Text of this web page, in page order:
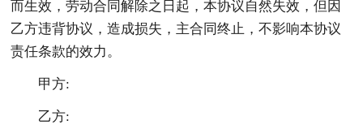
而生效，劳动合同解除之日起，本协议自然失效，但因
乙方违背协议，造成损失，主合同终止，不影响本协议
责任条款的效力。
甲方:
乙方: